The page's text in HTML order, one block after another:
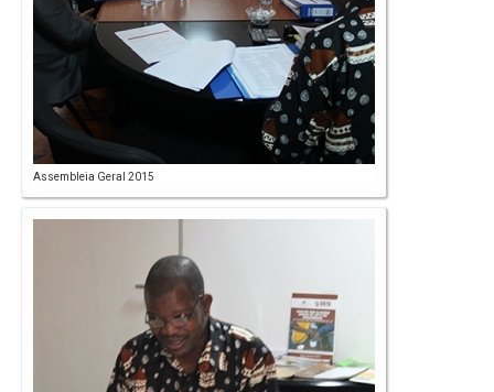
Assembleia Geral 2015